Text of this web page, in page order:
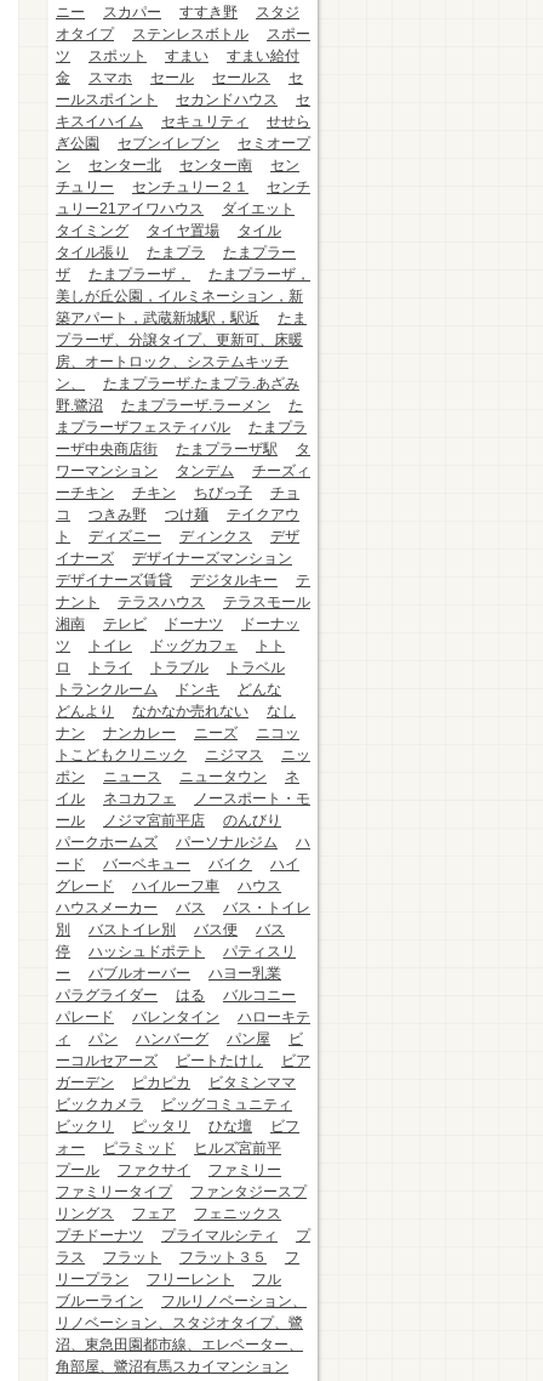
ニー
スカパー すすき野
スタジ
オタイプ
ステンレスボトル
スポー
ツ
スポット すまい
すまい給付
金
スマホ セール セールス
セ
ールスポイント
セカンドハウス
セ
キスイハイム
セキュリティ
せせら
ぎ公園
セブンイレブン
セミオープ
ン
センター北 センター南
セン
チュリー
センチュリー２１
センチ
ュリー21アイワハウス
ダイエット
タイミング
タイヤ置場
タイル
タイル張り
たまプラ
たまプラー
ザ
たまプラーザ，
たまプラーザ，
美しが丘公園，イルミネーション，新
築アパート，武蔵新城駅，駅近
たま
プラーザ、分譲タイプ、更新可、床暖
房、オートロック、システムキッチ
ン、
たまプラーザ.たまプラ.あざみ
野.鷺沼
たまプラーザ.ラーメン
た
まプラーザフェスティバル
たまプラ
ーザ中央商店街
たまプラーザ駅
タ
ワーマンション
タンデム
チーズィ
ーチキン
チキン ちびっ子
チョ
コ
つきみ野 つけ麺
テイクアウ
ト
ディズニー ディンクス
デザ
イナーズ
デザイナーズマンション
デザイナーズ賃貸
デジタルキー
テ
ナント
テラスハウス
テラスモール
湘南
テレビ ドーナツ
ドーナッ
ツ
トイレ ドッグカフェ
トト
ロ
トライ トラブル
トラベル
トランクルーム
ドンキ
どんな
どんより
なかなか売れない
なし
ナン
ナンカレー ニーズ
ニコッ
トこどもクリニック
ニジマス
ニッ
ポン
ニュース ニュータウン
ネ
イル
ネコカフェ
ノースポート・モ
ール
ノジマ宮前平店
のんびり
パークホームズ
パーソナルジム
ハ
ード
バーベキュー バイク
ハイ
グレード
ハイルーフ車
ハウス
ハウスメーカー
バス
バス・トイレ
別
バストイレ別 バス便
バス
停
ハッシュドポテト
パティスリ
ー
バブルオーバー
ハヨー乳業
パラグライダー
はる
バルコニー
パレード
バレンタイン
ハローキテ
ィ
パン ハンバーグ パン屋
ビ
ーコルセアーズ
ビートたけし
ビア
ガーデン
ピカピカ
ビタミンママ
ビックカメラ
ビッグコミュニティ
ビックリ
ピッタリ ひな壇
ビフ
ォー
ピラミッド
ヒルズ宮前平
プール
ファクサイ
ファミリー
ファミリータイプ
ファンタジースプ
リングス
フェア
フェニックス
プチドーナツ
プライマルシティ
プ
ラス
フラット フラット３５
フ
リープラン
フリーレント
フル
ブルーライン
フルリノベーション、
リノベーション、スタジオタイプ、鷺
沼、東急田園都市線、エレベーター、
角部屋、鷺沼有馬スカイマンション